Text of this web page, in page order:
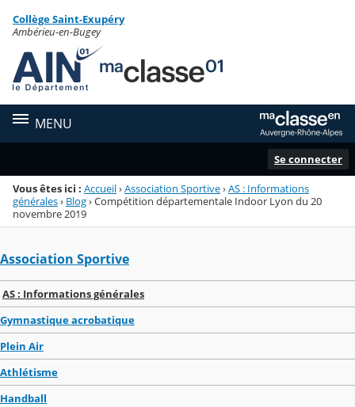
Menu de la rubrique
Contenu
Collège Saint-Exupéry
Ambérieu-en-Bugey
MENU
Se connecter
Vous êtes ici : Accueil›Association Sportive›AS : Informations
générales› Blog›Compétition départementale Indoor Lyon du 20
novembre 2019
Association Sportive
AS : Informations générales
Gymnastique acrobatique
Plein Air
Athlétisme
Handball